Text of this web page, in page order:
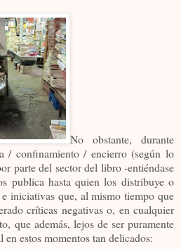
No obstante, durante
/ confinamiento / encierro (según lo
parte del sector del libro -entiéndase
publica hasta quien los distribuye o
e iniciativas que, al mismo tiempo que
críticas negativas o, en cualquier
que además, lejos de ser puramente
estos momentos tan delicados: